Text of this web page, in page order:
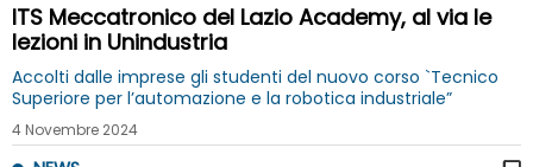
ITS Meccatronico del Lazio Academy, al via le
lezioni in Unindustria
Accolti dalle imprese gli studenti del nuovo corso `Tecnico
Superiore per l’automazione e la robotica industriale”
4 Novembre 2024